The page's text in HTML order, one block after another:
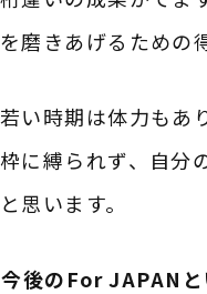
を磨きあげるための
若い時期は体力もあ
枠に縛られず、自分
と思います。
――今後のFor JAPAN